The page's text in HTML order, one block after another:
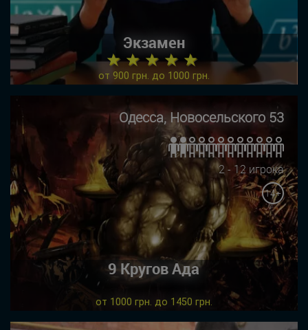
Экзамен
★ ★ ★ ★ ★
от 900 грн. до 1000 грн.
Одесса, Новосельского 53
2 - 12 игрока
14+
9 Кругов Ада
от 1000 грн. до 1450 грн.